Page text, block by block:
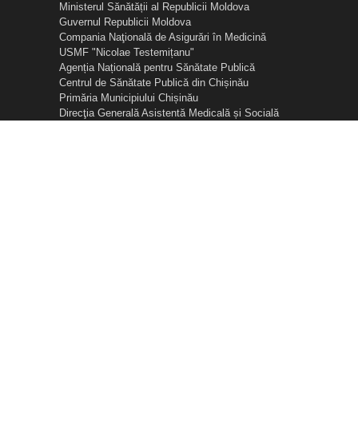
Ministerul Sănătății al Republicii Moldova
Guvernul Republicii Moldova
Compania Naţională de Asigurări în Medicină
USMF "Nicolae Testemițanu"
Agenția Națională pentru Sănătate Publică
Centrul de Sănătate Publică din Chișinău
Primăria Municipiului Chișinău
Direcţia Generală Asistentă Medicală și Socială